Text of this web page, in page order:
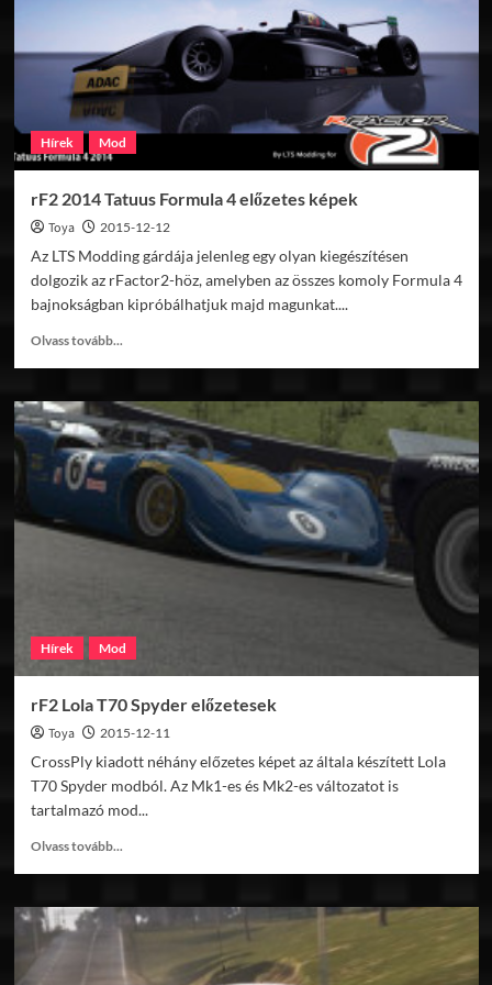
Hírek Mod
rF2 2014 Tatuus Formula 4 előzetes képek
Toya 2015-12-12
Az LTS Modding gárdája jelenleg egy olyan kiegészítésen
dolgozik az rFactor2-höz, amelyben az összes komoly Formula 4
bajnokságban kipróbálhatjuk majd magunkat....
Olvass tovább...
rF2
2014
Tatuus
Formula
előzetes
képek
Hírek Mod
rF2 Lola T70 Spyder előzetesek
Toya 2015-12-11
CrossPly kiadott néhány előzetes képet az általa készített Lola
T70 Spyder modból. Az Mk1-es és Mk2-es változatot is
tartalmazó mod...
Olvass tovább...
rF2
Lola
Spyder